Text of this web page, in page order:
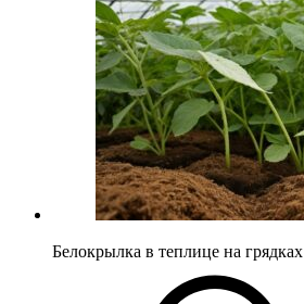
Белокрылка в теплице на грядках